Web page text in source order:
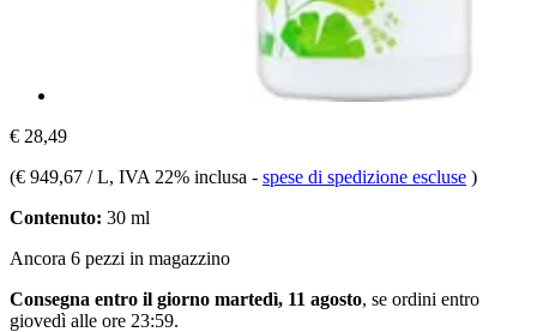
€ 28,49
(€ 949,67 / L, IVA 22% inclusa - spese di spedizione escluse )
Contenuto: 30 ml
Ancora 6 pezzi in magazzino
Consegna entro il giorno martedì, 11 agosto, se ordini entro
giovedì alle ore 23:59.